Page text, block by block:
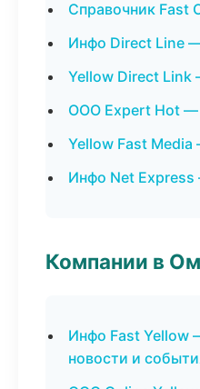
Справочник Fast
Инфо Direct Line
Yellow Direct
ООО Expert Hot
Yellow Fast
Инфо Net
Компании в
Инфо Fast Yellow
новости и